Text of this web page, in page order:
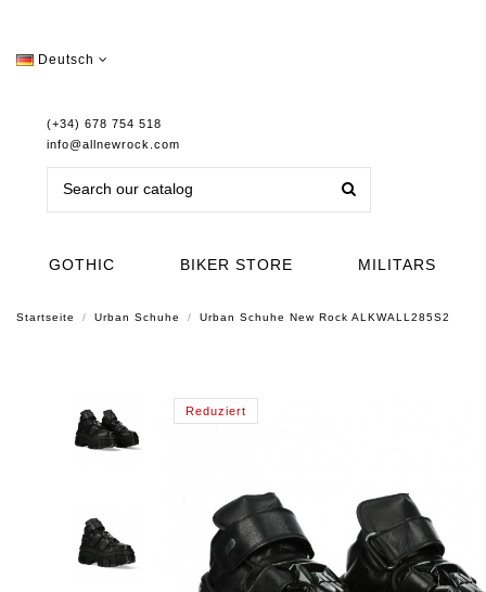
Deutsch
(+34) 678 754 518
info@allnewrock.com
GOTHIC BIKER STORE MILITARS
Startseite Urban Schuhe Urban Schuhe New Rock ALKWALL285S2
Reduziert